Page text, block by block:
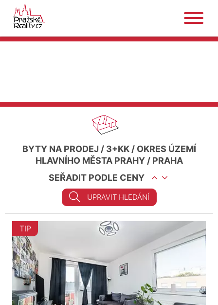
BYTY NA PRODEJ / 3+KK/ OKRES ÚZEMÍ
HLAVNÍHO MĚSTA PRAHY/ PRAHA
SEŘADIT PODLE CENY
UPRAVIT HLEDÁNÍ
TIP